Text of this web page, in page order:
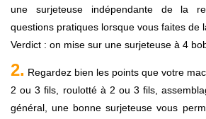
une surjeteuse indépendante de la
questions pratiques lorsque vous faites de
Verdict : on mise sur une surjeteuse à 4
2. Regardez bien les points que votre
2 ou 3 fils, roulotté à 2 ou 3 fils,
général, une bonne surjeteuse vous